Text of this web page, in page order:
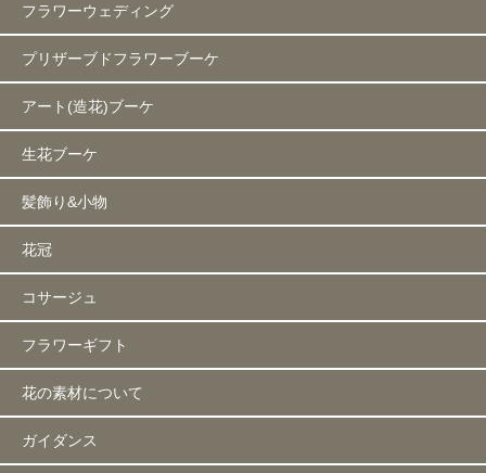
フラワーウェディング
プリザーブドフラワーブーケ
アート(造花)ブーケ
生花ブーケ
髪飾り&小物
花冠
コサージュ
フラワーギフト
花の素材について
ガイダンス